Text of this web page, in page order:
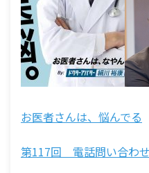
お医者さんは、悩んでる
第117回 電話問い合わ